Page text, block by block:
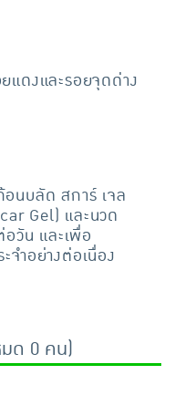
แดงและรอยจุดด่าง
นบลัด สการ์ เจล
Gel) และนวด
วัน และเพื่อ
จำอย่างต่อเนื่อง
ด 0 คน)